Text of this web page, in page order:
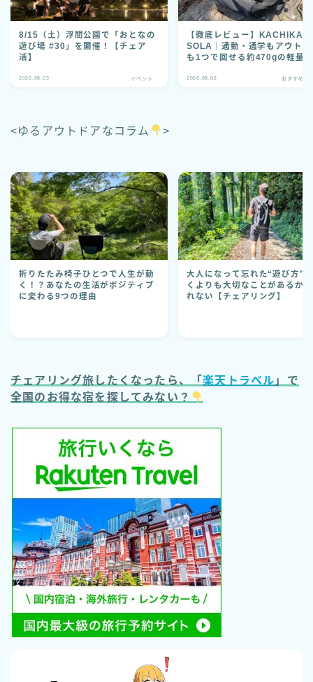
8/15（土）浮間公園で「おとなの
遊び場 #30」を開催！【チェア
活】
2026.08.03 イベント
【徹底レビュー】KACHIKA
SOLA｜通勤・通学もアウトド
も1つで回せる約470gの軽量
2026.08.02 おすすめグ
<ゆるアウトドアなコラム >
折りたたみ椅子ひとつで人生が動
く！？あなたの生活がポジティブ
に変わる9つの理由
大人になって忘れた“遊び方”
くよりも大切なことがあるか
れない【チェアリング】
チェアリング旅したくなったら、「楽天トラベル 」で
全国のお得な宿を探してみない？